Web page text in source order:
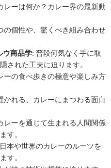
レーは何か？カレー界の最新動
の個性や、驚くべき組み合わせ
ウ商品学: 普段何気なく手に取
された工夫に迫ります。
ーの食べ歩きの極意や楽しみ方
かれる、カレーにまつわる面白
レーを通じて生まれる人間関係
す。
本や世界のカレーのルーツを
す。